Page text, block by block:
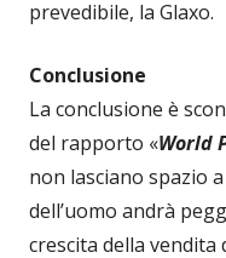
prevedibile, la Glaxo.
Conclusione
La conclusione è
del rapporto «World
non lasciano spazio
dell’uomo andrà
crescita della